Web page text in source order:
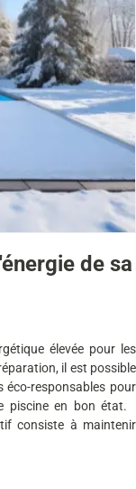
de sa
élevée pour les
il est possible
éco-responsables pour
piscine en bon état.
consiste à maintenir